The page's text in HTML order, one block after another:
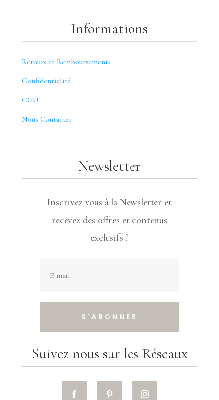
Informations
Retours et Remboursements
Confidentialité
CGU
Nous Contacter
Newsletter
Inscrivez vous à la Newsletter et
recevez des offres et contenus
exclusifs !
S'ABONNER
Suivez nous sur les Réseaux